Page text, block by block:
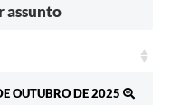
assunto
OUTUBRO DE 2025